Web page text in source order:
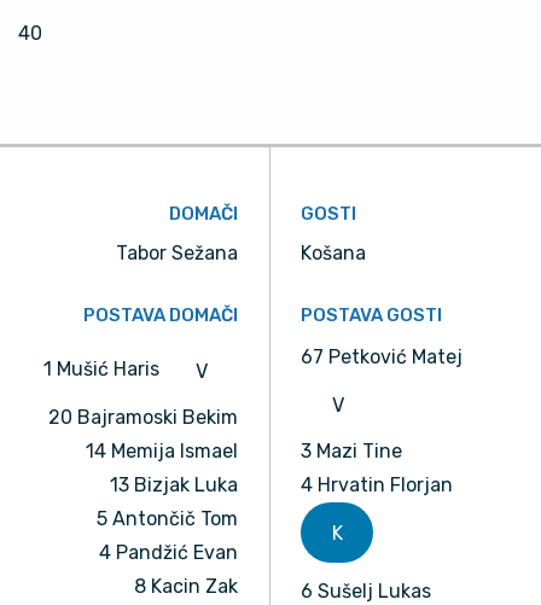
40
DOMAČI
Tabor Sežana
GOSTI
Košana
POSTAVA DOMAČI
1 Mušić Haris V
20 Bajramoski Bekim
14 Memija Ismael
13 Bizjak Luka
5 Antončič Tom
4 Pandžić Evan
8 Kacin Zak
POSTAVA GOSTI
67 Petković Matej
V
3 Mazi Tine
4 Hrvatin Florjan
K
6 Sušelj Lukas